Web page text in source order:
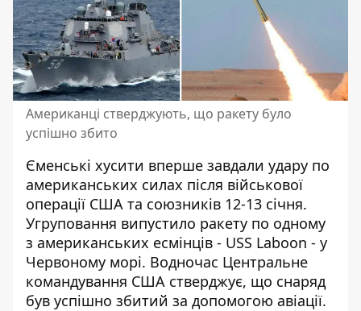
Американці стверджують, що ракету було
успішно збито
Єменські хусити вперше завдали удару по
американських силах після військової
операції США та союзників 12-13 січня.
Угруповання випустило ракету по одному
з американських есмінців - USS Laboon - у
Червоному морі. Водночас Центральне
командування США стверджує, що снаряд
був успішно збитий за допомогою авіації.